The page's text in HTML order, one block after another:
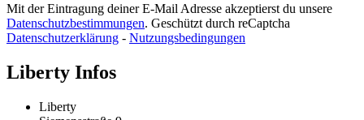
Mit der Eintragung deiner E-Mail Adresse akzeptierst du unsere
Datenschutzbestimmungen. Geschützt durch reCaptcha
Datenschutzerklärung - Nutzungsbedingungen
Liberty Infos
Liberty